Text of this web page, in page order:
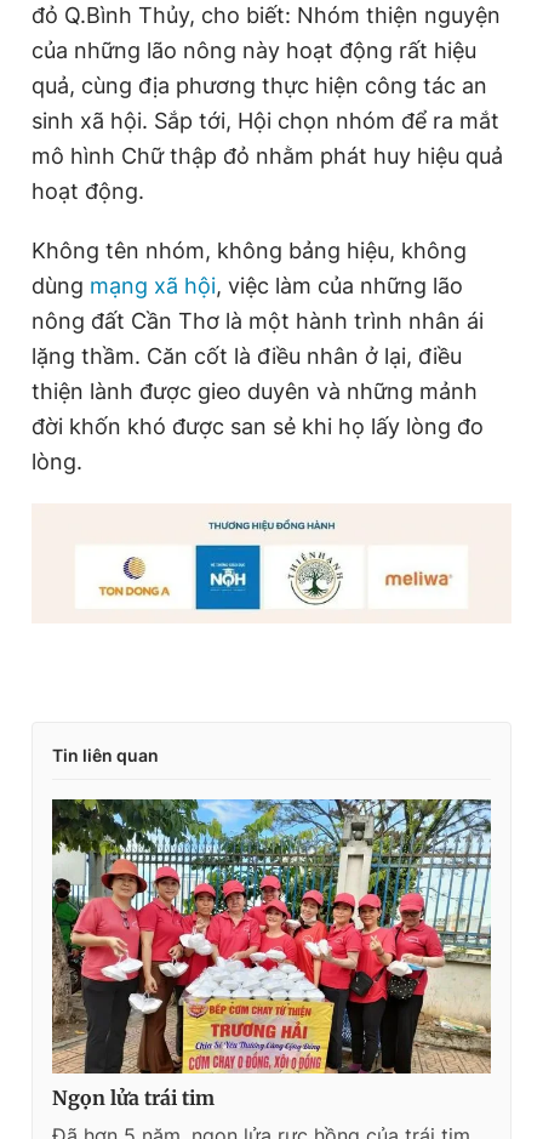
đỏ Q.Bình Thủy, cho biết: Nhóm thiện nguyện
của những lão nông này hoạt động rất hiệu
quả, cùng địa phương thực hiện công tác an
sinh xã hội. Sắp tới, Hội chọn nhóm để ra mắt
mô hình Chữ thập đỏ nhằm phát huy hiệu quả
hoạt động.
Không tên nhóm, không bảng hiệu, không
dùng mạng xã hội, việc làm của những lão
nông đất Cần Thơ là một hành trình nhân ái
lặng thầm. Căn cốt là điều nhân ở lại, điều
thiện lành được gieo duyên và những mảnh
đời khốn khó được san sẻ khi họ lấy lòng đo
lòng.
Tin liên quan
Ngọn lửa trái tim